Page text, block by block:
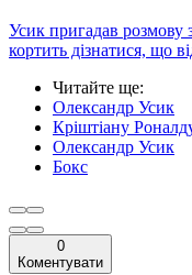
Усик пригадав
кортить дізнатися, що
Читайте ще:
Олександр Усик
Кріштіану
Олександр Усик
Бокс
0
Коментувати